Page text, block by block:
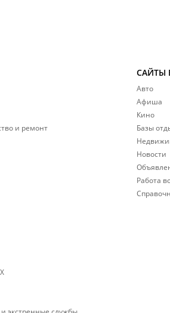
и ремонт
САЙТЫ
Авто
Афиша
Кино
Базы
Новости
Работа